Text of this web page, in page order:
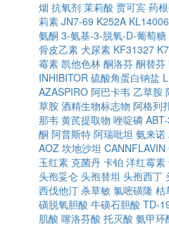
烟 抗氧剂 茉莉酸 贾可宾 药
莉素 JN7-69 K252A
氨酮 3-氨基-3-脱氧-D-葡萄糖
骨皮乙素 犬尿素 KF31327
霉素 凯他色林 酮洛芬 酮替芬
INHIBITOR 硫酸角蛋白钠盐
AZASPIRO 阿巴卡韦 乙草胺
草胺 酒精生物标志物 阿格列
那韦 黄芪提取物 唑啶磷
酮 阿普斯特 阿瑞吡坦 氨来诺
AOZ 坎地沙坦 CANNFLAVIN
玉红素 克菌丹 卡铂 洋红霉素
头孢妥仑 头孢替坦 头孢西丁
西伐他汀 杀草敏 氯嘧磺隆 枯
磺脱氧胆酸 牛磺石胆酸 TD-
肌酸 噻洛芬酸 托灭酸 氨甲环